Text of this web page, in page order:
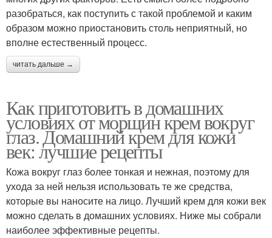
разобраться, как поступить с такой проблемой и каким
образом можно приостановить столь неприятный, но
вполне естественный процесс.
читать дальше →
Как приготовить в домашних
условиях от морщин крем вокруг
глаз. Домашний крем для кожи
век: лучшие рецепты
Кожа вокруг глаз более тонкая и нежная, поэтому для
ухода за ней нельзя использовать те же средства,
которые вы наносите на лицо. Лучший крем для кожи век
можно сделать в домашних условиях. Ниже мы собрали
наиболее эффективные рецепты.